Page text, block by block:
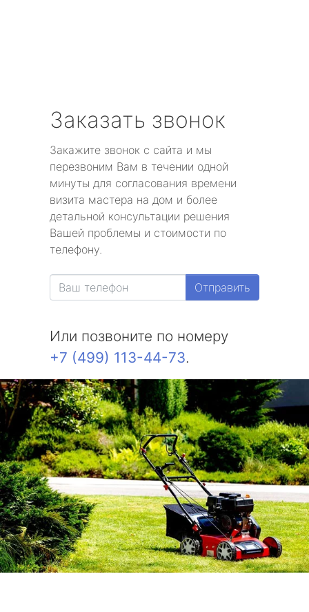
Заказать звонок
Закажите звонок с сайта и мы
перезвоним Вам в течении одной
минуты для согласования времени
визита мастера на дом и более
детальной консультации решения
Вашей проблемы и стоимости по
телефону.
Отправить
Или позвоните по номеру
+7 (499) 113-44-73.